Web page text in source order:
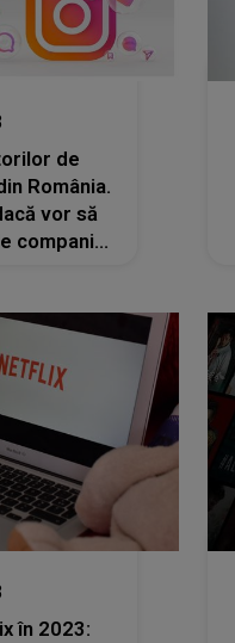
de
România.
vor să
companiei
în 2023: